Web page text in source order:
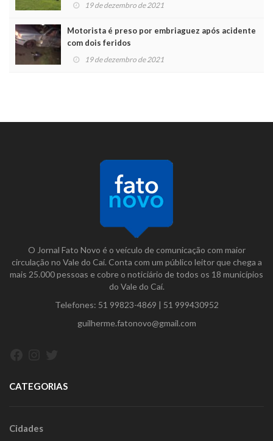
19 de dezembro de 2021
Motorista é preso por embriaguez após acidente
com dois feridos
19 de dezembro de 2021
O Jornal Fato Novo é o veículo de comunicação com maior
circulação no Vale do Caí. Conta com um público leitor que chega a
mais 25.000 pessoas e cobre o noticiário de todos os 18 municípios
do Vale do Caí.
Telefones: 51 99823-4869 | 51 999430952
guilherme.fatonovo@gmail.com
CATEGORIAS
Cidades